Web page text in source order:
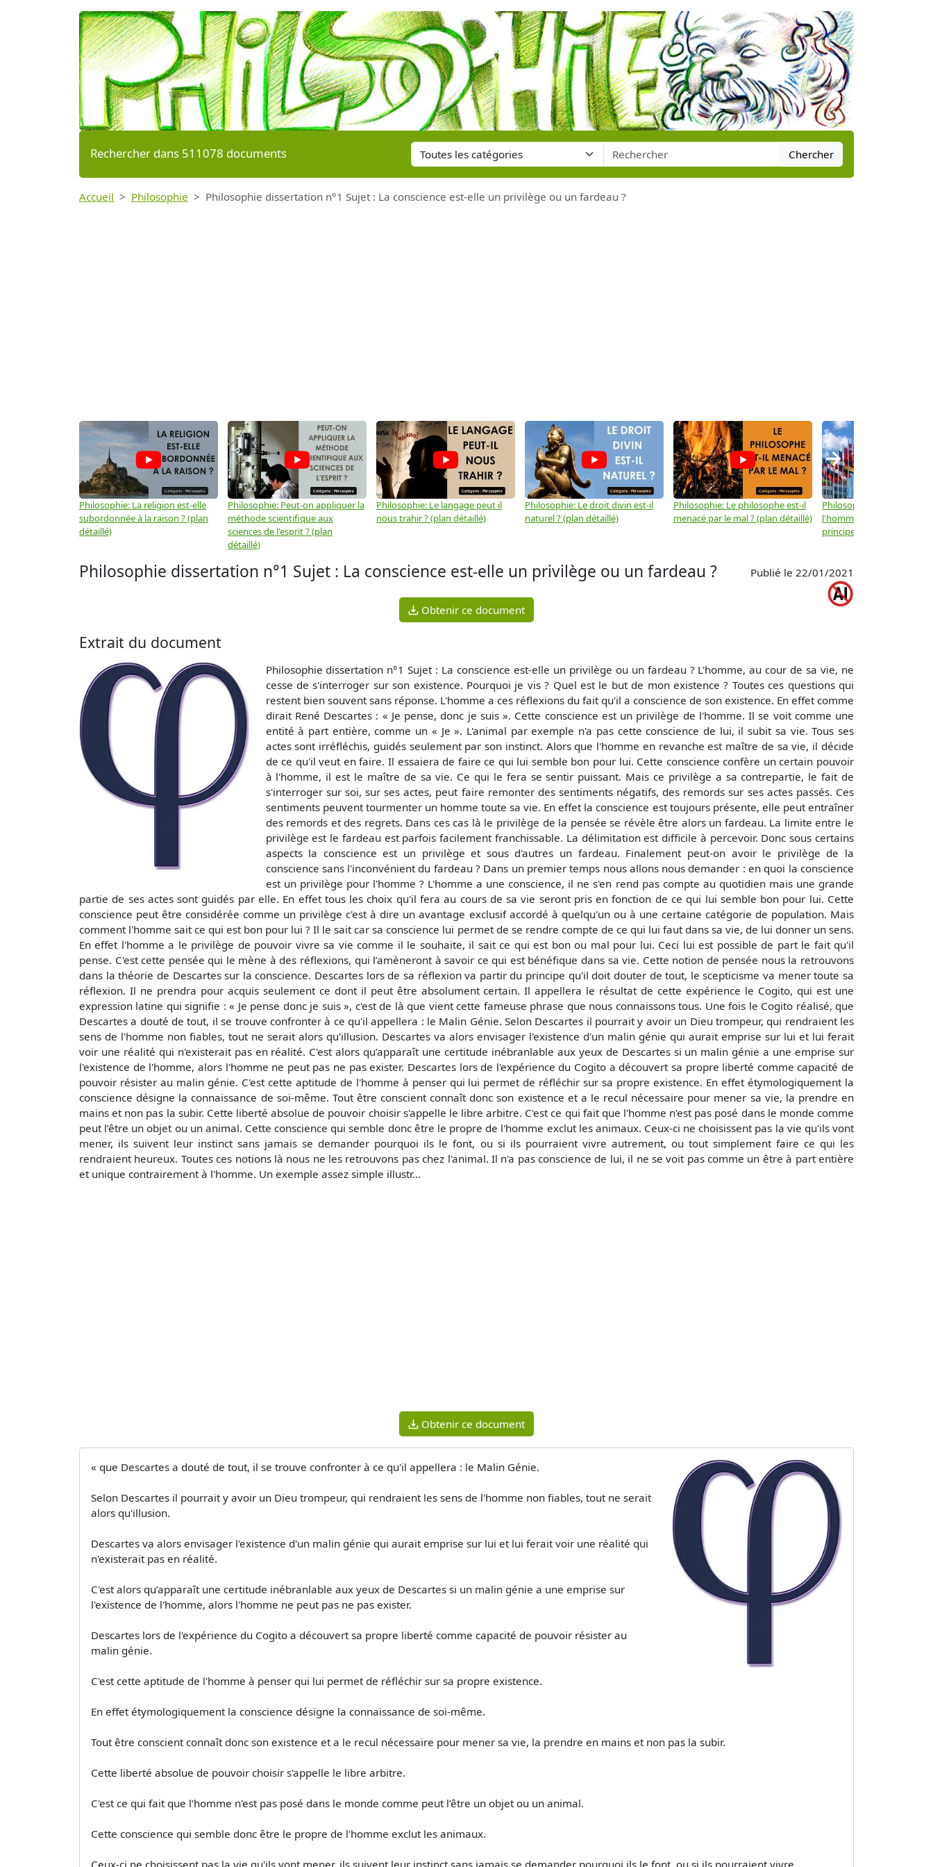
Rechercher dans 511078 documents Chercher
Accueil Philosophie Philosophie dissertation n°1 Sujet : La conscience est-elle un privilège ou un fardeau ?
Philosophie: La religion est-elle
subordonnée à la raison ? (plan
détaillé)
Philosophie: Peut-on appliquer la
méthode scientifique aux
sciences de l'esprit ? (plan
détaillé)
Philosophie: Le langage peut il
nous trahir ? (plan détaillé)
Philosophie: Le droit divin est-il
naturel ? (plan détaillé)
Philosophie: Le philosophe est-il
menacé par le mal ? (plan détaillé)
Philosophie: Les droits de
l'homme ne sont-ils que
principes moraux ? (plan
→
Philosophie dissertation n°1 Sujet : La conscience est-elle un privilège ou un fardeau ? Publié le 22/01/2021
Obtenir ce document
Extrait du document
Philosophie dissertation n°1 Sujet : La conscience est-elle un privilège ou un fardeau ? L'homme, au cour de sa vie, ne
cesse de s'interroger sur son existence. Pourquoi je vis ? Quel est le but de mon existence ? Toutes ces questions qui
restent bien souvent sans réponse. L'homme a ces réflexions du fait qu'il a conscience de son existence. En effet comme
dirait René Descartes : « Je pense, donc je suis ». Cette conscience est un privilège de l'homme. Il se voit comme une
entité à part entière, comme un « Je ». L'animal par exemple n'a pas cette conscience de lui, il subit sa vie. Tous ses
actes sont irréfléchis, guidés seulement par son instinct. Alors que l'homme en revanche est maître de sa vie, il décide
de ce qu'il veut en faire. Il essaiera de faire ce qui lui semble bon pour lui. Cette conscience confère un certain pouvoir
à l'homme, il est le maître de sa vie. Ce qui le fera se sentir puissant. Mais ce privilège a sa contrepartie, le fait de
s'interroger sur soi, sur ses actes, peut faire remonter des sentiments négatifs, des remords sur ses actes passés. Ces
sentiments peuvent tourmenter un homme toute sa vie. En effet la conscience est toujours présente, elle peut entraîner
des remords et des regrets. Dans ces cas là le privilège de la pensée se révèle être alors un fardeau. La limite entre le
privilège est le fardeau est parfois facilement franchissable. La délimitation est difficile à percevoir. Donc sous certains
aspects la conscience est un privilège et sous d'autres un fardeau. Finalement peut-on avoir le privilège de la
conscience sans l'inconvénient du fardeau ? Dans un premier temps nous allons nous demander : en quoi la conscience
est un privilège pour l'homme ? L'homme a une conscience, il ne s'en rend pas compte au quotidien mais une grande
partie de ses actes sont guidés par elle. En effet tous les choix qu'il fera au cours de sa vie seront pris en fonction de ce qui lui semble bon pour lui. Cette
conscience peut être considérée comme un privilège c'est à dire un avantage exclusif accordé à quelqu'un ou à une certaine catégorie de population. Mais
comment l'homme sait ce qui est bon pour lui ? Il le sait car sa conscience lui permet de se rendre compte de ce qui lui faut dans sa vie, de lui donner un sens.
En effet l'homme a le privilège de pouvoir vivre sa vie comme il le souhaite, il sait ce qui est bon ou mal pour lui. Ceci lui est possible de part le fait qu'il
pense. C'est cette pensée qui le mène à des réflexions, qui l’amèneront à savoir ce qui est bénéfique dans sa vie. Cette notion de pensée nous la retrouvons
dans la théorie de Descartes sur la conscience. Descartes lors de sa réflexion va partir du principe qu'il doit douter de tout, le scepticisme va mener toute sa
réflexion. Il ne prendra pour acquis seulement ce dont il peut être absolument certain. Il appellera le résultat de cette expérience le Cogito, qui est une
expression latine qui signifie : « Je pense donc je suis », c'est de là que vient cette fameuse phrase que nous connaissons tous. Une fois le Cogito réalisé, que
Descartes a douté de tout, il se trouve confronter à ce qu'il appellera : le Malin Génie. Selon Descartes il pourrait y avoir un Dieu trompeur, qui rendraient les
sens de l'homme non fiables, tout ne serait alors qu'illusion. Descartes va alors envisager l'existence d'un malin génie qui aurait emprise sur lui et lui ferait
voir une réalité qui n'existerait pas en réalité. C'est alors qu’apparaît une certitude inébranlable aux yeux de Descartes si un malin génie a une emprise sur
l'existence de l'homme, alors l'homme ne peut pas ne pas exister. Descartes lors de l'expérience du Cogito a découvert sa propre liberté comme capacité de
pouvoir résister au malin génie. C'est cette aptitude de l'homme à penser qui lui permet de réfléchir sur sa propre existence. En effet étymologiquement la
conscience désigne la connaissance de soi-même. Tout être conscient connaît donc son existence et a le recul nécessaire pour mener sa vie, la prendre en
mains et non pas la subir. Cette liberté absolue de pouvoir choisir s'appelle le libre arbitre. C'est ce qui fait que l'homme n'est pas posé dans le monde comme
peut l’être un objet ou un animal. Cette conscience qui semble donc être le propre de l'homme exclut les animaux. Ceux-ci ne choisissent pas la vie qu'ils vont
mener, ils suivent leur instinct sans jamais se demander pourquoi ils le font, ou si ils pourraient vivre autrement, ou tout simplement faire ce qui les
rendraient heureux. Toutes ces notions là nous ne les retrouvons pas chez l'animal. Il n'a pas conscience de lui, il ne se voit pas comme un être à part entière
et unique contrairement à l'homme. Un exemple assez simple illustr...
Obtenir ce document
« que Descartes a douté de tout, il se trouve confronter à ce qu'il appellera : le Malin Génie.
Selon Descartes il pourrait y avoir un Dieu trompeur, qui rendraient les sens de l'homme non fiables, tout ne serait
alors qu'illusion.
Descartes va alors envisager l'existence d'un malin génie qui aurait emprise sur lui et lui ferait voir une réalité qui
n'existerait pas en réalité.
C'est alors qu’apparaît une certitude inébranlable aux yeux de Descartes si un malin génie a une emprise sur
l'existence de l'homme, alors l'homme ne peut pas ne pas exister.
Descartes lors de l'expérience du Cogito a découvert sa propre liberté comme capacité de pouvoir résister au
malin génie.
C'est cette aptitude de l'homme à penser qui lui permet de réfléchir sur sa propre existence.
En effet étymologiquement la conscience désigne la connaissance de soi-même.
Tout être conscient connaît donc son existence et a le recul nécessaire pour mener sa vie, la prendre en mains et non pas la subir.
Cette liberté absolue de pouvoir choisir s'appelle le libre arbitre.
C'est ce qui fait que l'homme n'est pas posé dans le monde comme peut l’être un objet ou un animal.
Cette conscience qui semble donc être le propre de l'homme exclut les animaux.